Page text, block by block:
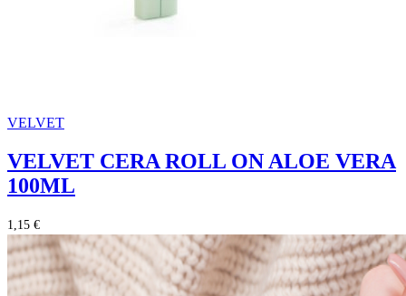
VELVET
VELVET CERA ROLL ON ALOE VERA
100ML
1,15 €